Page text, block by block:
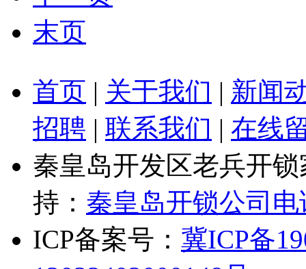
末页
首页 | 关于我们 | 新闻
招聘 | 联系我们 | 在线
秦皇岛开发区老兵开
持： 秦皇岛开锁公司电
ICP备案号： 冀ICP备